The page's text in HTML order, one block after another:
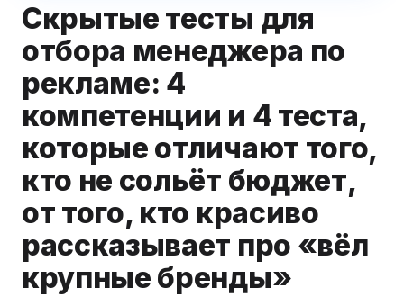
Скрытые тесты для
отбора менеджера по
рекламе: 4
компетенции и 4 теста,
которые отличают того,
кто не сольёт бюджет,
от того, кто красиво
рассказывает про «вёл
крупные бренды»